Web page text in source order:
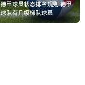
德甲球员状态排名规则 德甲
球队有几级梯队球员